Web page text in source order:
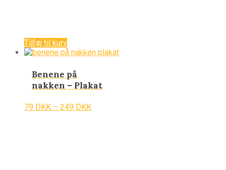
Tilføj til kurv
Benene på
nakken – Plakat
79 DKK – 249 DKK